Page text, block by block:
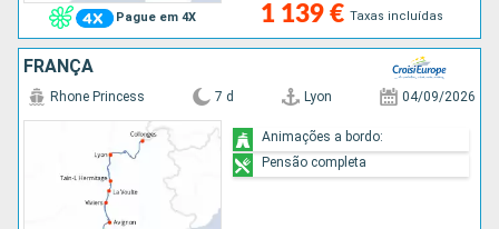
Pague em 4X 1 139 € Taxas incluídas
FRANÇA
Rhone Princess 7 d Lyon 04/09/2026
Animações a bordo:
Pensão completa